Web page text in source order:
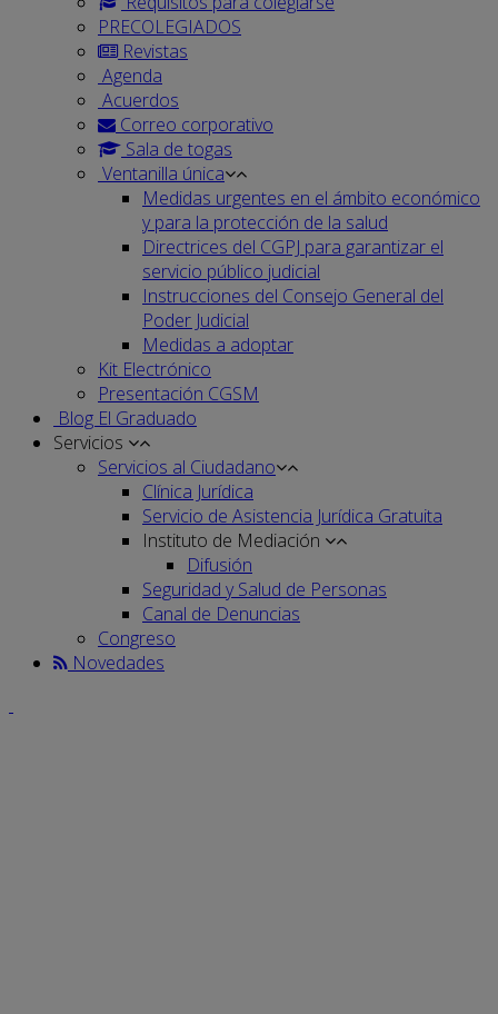
PRECOLEGIADOS
Revistas
Agenda
Acuerdos
Correo corporativo
Sala de togas
Ventanilla única
Medidas urgentes en el ámbito económico
y para la protección de la salud
Directrices del CGPJ para garantizar el
servicio público judicial
Instrucciones del Consejo General del
Poder Judicial
Medidas a adoptar
Kit Electrónico
Presentación CGSM
Blog El Graduado
Servicios
Servicios al Ciudadano
Clínica Jurídica
Servicio de Asistencia Jurídica Gratuita
Instituto de Mediación
Difusión
Seguridad y Salud de Personas
Canal de Denuncias
Congreso
Novedades